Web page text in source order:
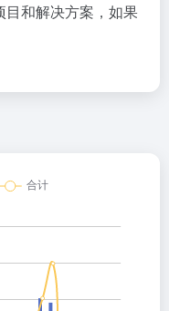
目和解决方案，如果